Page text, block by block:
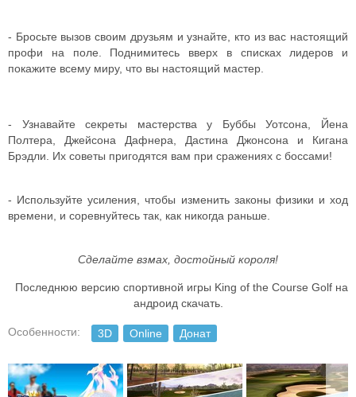
- Бросьте вызов своим друзьям и узнайте, кто из вас настоящий
профи на поле. Поднимитесь вверх в списках лидеров и
покажите всему миру, что вы настоящий мастер.
- Узнавайте секреты мастерства у Буббы Уотсона, Йена
Полтера, Джейсона Дафнера, Дастина Джонсона и Кигана
Брэдли. Их советы пригодятся вам при сражениях с боссами!
- Используйте усиления, чтобы изменить законы физики и ход
времени, и соревнуйтесь так, как никогда раньше.
Сделайте взмах, достойный короля!
Последнюю версию спортивной игры King of the Course Golf на
андроид скачать.
Особенности: 3D Online Донат